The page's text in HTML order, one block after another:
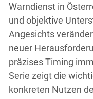
Warndienst in
und objektive
Angesichts
neuer
präzises Timing
Serie zeigt die
konkreten Nutzen